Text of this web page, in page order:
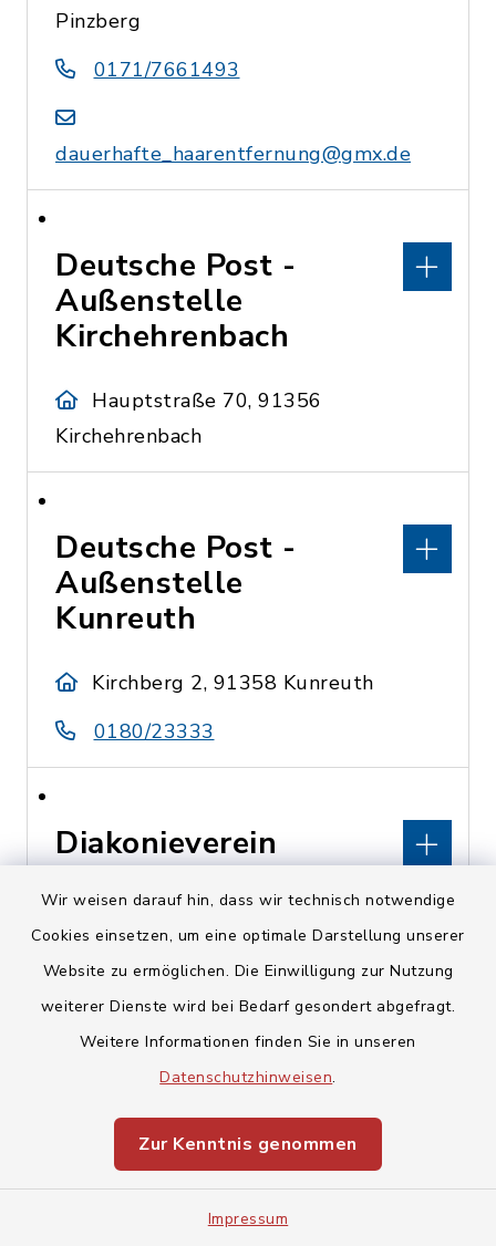
Wir weisen darauf hin, dass wir technisch notwendige
Cookies einsetzen, um eine optimale Darstellung unserer
Website zu ermöglichen. Die Einwilligung zur Nutzung
weiterer Dienste wird bei Bedarf gesondert abgefragt.
Weitere Informationen finden Sie in unseren
Datenschutzhinweisen.
Zur Kenntnis genommen
Impressum
Pinzberg
0171/7661493
dauerhafte_haarentfernung@gmx.de
Deutsche Post -
Außenstelle
Kirchehrenbach
Hauptstraße 70, 91356
Kirchehrenbach
Deutsche Post -
Außenstelle
Kunreuth
Kirchberg 2, 91358 Kunreuth
0180/23333
Diakonieverein
Kunreuth
Kirchberg 16, 91358
Kunreuth
www.kunreuth-
evangelisch.de